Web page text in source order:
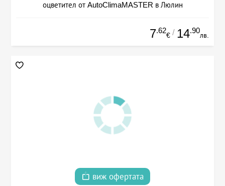
оцветител от AutoClimaMASTER в Люлин
7.62
€ / 14.90
лв.
виж офертата